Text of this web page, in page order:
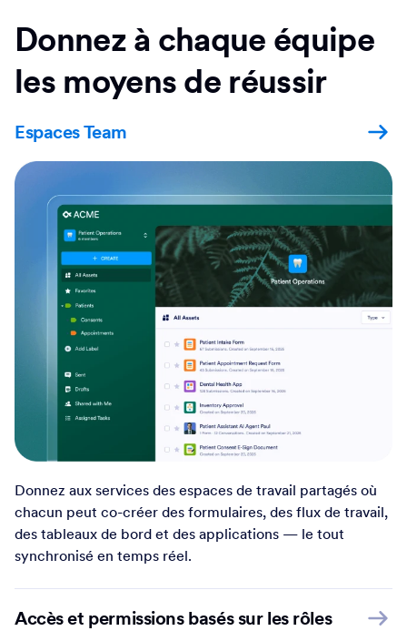
Donnez à chaque équipe
les moyens de réussir
Espaces Team
Donnez aux services des espaces de travail partagés où
chacun peut co-créer des formulaires, des flux de travail,
des tableaux de bord et des applications — le tout
synchronisé en temps réel.
Accès et permissions basés sur les rôles